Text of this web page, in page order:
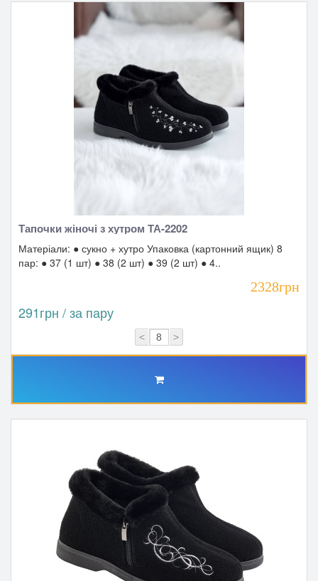
Тапочки жіночі з хутром ТА-2202
Матеріали: ● сукно + хутро Упаковка (картонний ящик) 8
пар: ● 37 (1 шт) ● 38 (2 шт) ● 39 (2 шт) ● 4..
2328грн
291грн / за пару
< >